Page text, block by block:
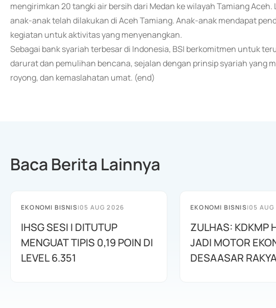
mengirimkan 20 tangki air bersih dari Medan ke wilayah Tamiang
anak-anak telah dilakukan di Aceh Tamiang. Anak-anak mendapat
kegiatan untuk aktivitas yang menyenangkan.
Sebagai bank syariah terbesar di Indonesia, BSI berkomitmen untuk
darurat dan pemulihan bencana, sejalan dengan prinsip syariah yang
royong, dan kemaslahatan umat. (end)
Baca Berita Lainnya
EKONOMI BISNIS|05 AUG 2026
IHSG SESI I DITUTUP
MENGUAT TIPIS 0,19 POIN DI
LEVEL 6.351
EKONOMI BISNIS|05
ZULHAS: KDKMP
JADI MOTOR
DESAASAR